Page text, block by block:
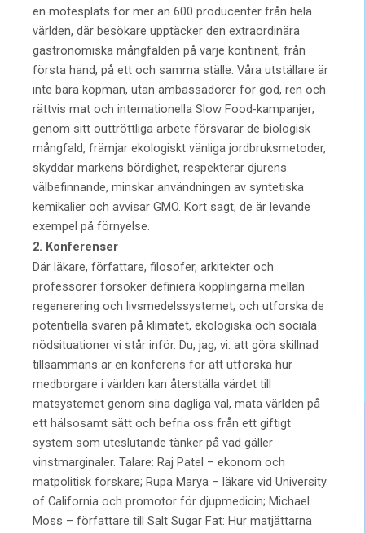
en mötesplats för mer än 600 producenter från hela
världen, där besökare upptäcker den extraordinära
gastronomiska mångfalden på varje kontinent, från
första hand, på ett och samma ställe. Våra utställare är
inte bara köpmän, utan ambassadörer för god, ren och
rättvis mat och internationella Slow Food-kampanjer;
genom sitt outtröttliga arbete försvarar de biologisk
mångfald, främjar ekologiskt vänliga jordbruksmetoder,
skyddar markens bördighet, respekterar djurens
välbefinnande, minskar användningen av syntetiska
kemikalier och avvisar GMO. Kort sagt, de är levande
exempel på förnyelse.
2. Konferenser
Där läkare, författare, filosofer, arkitekter och
professorer försöker definiera kopplingarna mellan
regenerering och livsmedelssystemet, och utforska de
potentiella svaren på klimatet, ekologiska och sociala
nödsituationer vi står inför. Du, jag, vi: att göra skillnad
tillsammans är en konferens för att utforska hur
medborgare i världen kan återställa värdet till
matsystemet genom sina dagliga val, mata världen på
ett hälsosamt sätt och befria oss från ett giftigt
system som uteslutande tänker på vad gäller
vinstmarginaler. Talare: Raj Patel – ekonom och
matpolitisk forskare; Rupa Marya – läkare vid University
of California och promotor för djupmedicin; Michael
Moss – författare till Salt Sugar Fat: Hur matjättarna